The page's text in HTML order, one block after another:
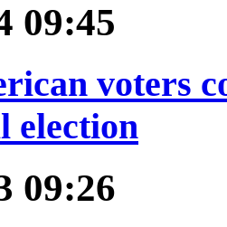
09:45
voters
election
09:26